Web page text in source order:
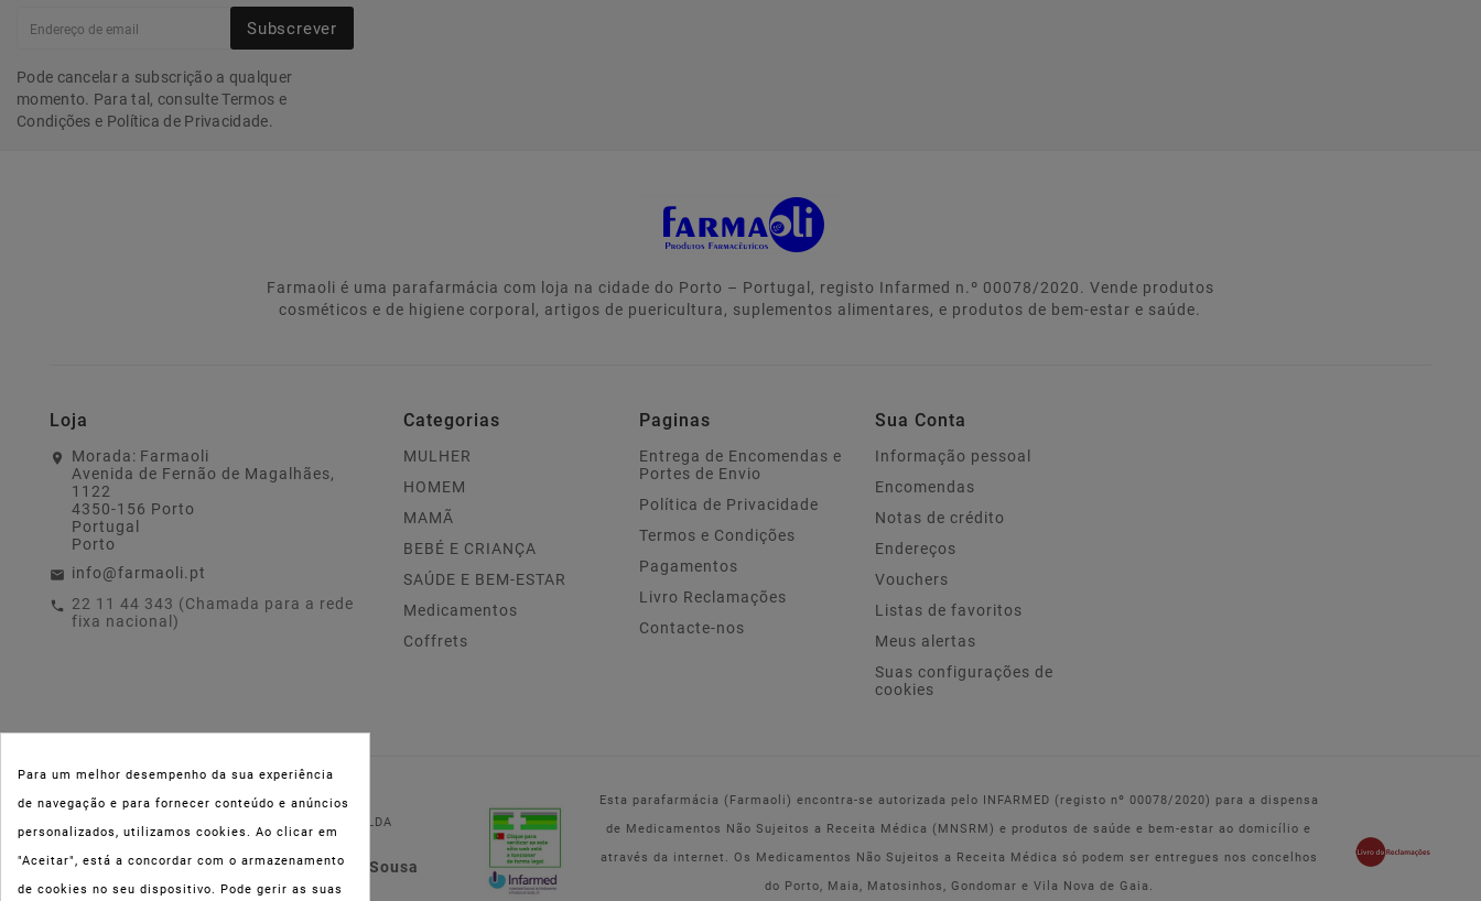
Subscrever
Pode cancelar a subscrição a qualquer
momento. Para tal, consulte Termos e
Condições e Política de Privacidade.
Farmaoli é uma parafarmácia com loja na cidade do Porto – Portugal, registo Infarmed n.º 00078/2020. Vende produtos
cosméticos e de higiene corporal, artigos de puericultura, suplementos alimentares, e produtos de bem-estar e saúde.
Loja
Morada: Farmaoli
Avenida de Fernão de Magalhães,
1122
4350-156 Porto
Portugal
Porto
info@farmaoli.pt
22 11 44 343 (Chamada para a rede
fixa nacional)
Categorias
MULHER
HOMEM
MAMÃ
BEBÉ E CRIANÇA
SAÚDE E BEM-ESTAR
Medicamentos
Coffrets
Paginas
Entrega de Encomendas e
Portes de Envio
Política de Privacidade
Termos e Condições
Pagamentos
Livro Reclamações
Contacte-nos
Sua Conta
Informação pessoal
Encomendas
Notas de crédito
Endereços
Vouchers
Listas de favoritos
Meus alertas
Suas configurações de
cookies
FARMAOLI, Soc. Unip. LDA
Dir. Técnica: Lígia de Sousa
Teixeira
Esta parafarmácia (Farmaoli) encontra-se autorizada pelo INFARMED (registo nº 00078/2020) para a dispensa
de Medicamentos Não Sujeitos a Receita Médica (MNSRM) e produtos de saúde e bem-estar ao domicílio e
através da internet. Os Medicamentos Não Sujeitos a Receita Médica só podem ser entregues nos concelhos
do Porto, Maia, Matosinhos, Gondomar e Vila Nova de Gaia.
Para um melhor desempenho da sua experiência
de navegação e para fornecer conteúdo e anúncios
personalizados, utilizamos cookies. Ao clicar em
"Aceitar", está a concordar com o armazenamento
de cookies no seu dispositivo. Pode gerir as suas